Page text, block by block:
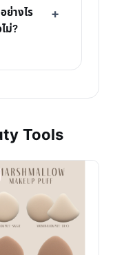
ย่างไร
ม่?
Tools